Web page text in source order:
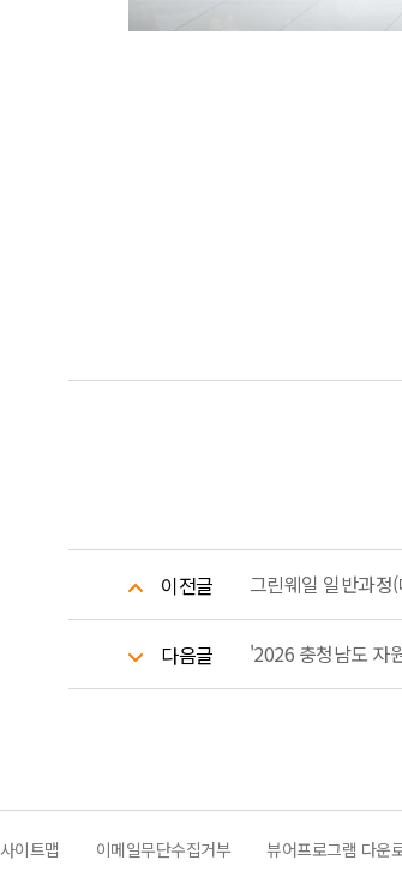
이전글 그린웨일 일반과정
다음글 '2026 충청남도 자
사이트맵 이메일무단수집거부 뷰어프로그램 다운